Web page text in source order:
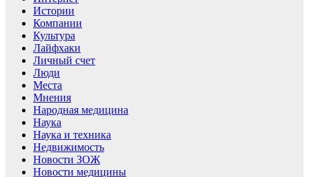
Истории
Компании
Культура
Лайфхаки
Личный счет
Люди
Места
Мнения
Народная медицина
Наука
Наука и техника
Недвижимость
Новости ЗОЖ
Новости медицины